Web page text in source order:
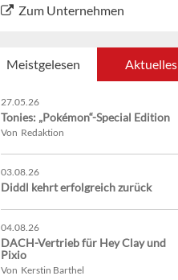
Zum Unternehmen
Meistgelesen Aktuelles
27.05.26
Tonies: „Pokémon“-Special Edition
Von Redaktion
03.08.26
Diddl kehrt erfolgreich zurück
04.08.26
DACH-Vertrieb für Hey Clay und
Pixio
Von Kerstin Barthel